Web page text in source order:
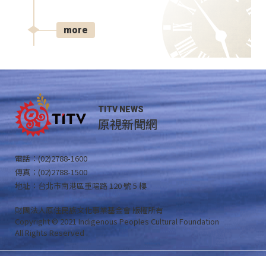
more
TITV NEWS
原視新聞網
電話：(02)2788-1600
傳真：(02)2788-1500
地址：台北市南港區重陽路 120 號 5 樓
財團法人原住民族文化事業基金會 版權所有
Copyright © 2021 Indigenous Peoples Cultural Foundation
All Rights Reserved .